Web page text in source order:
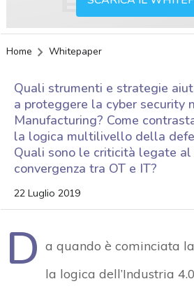
Home Whitepaper
Quali strumenti e strategie
a proteggere la cyber security
Manufacturing? Come
la logica multilivello della
Quali sono le criticità legate
convergenza tra OT e IT?
22 Luglio 2019
D a quando è cominciata
la logica dell’Industria